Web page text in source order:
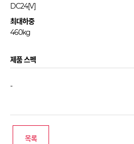
DC24[V]
최대하중
460kg
제품 스펙
-
목록